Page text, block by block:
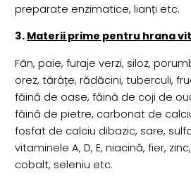
preparate enzimatice, lianți etc.
3. Materii prime pentru hrana
Fân, paie, furaje verzi, siloz,
orez, tărâțe, rădăcini, tuberculi,
făină de oase, făină de coji de
făină de pietre, carbonat de
fosfat de calciu dibazic, sare,
vitaminele A, D, E, niacină, fier,
cobalt, seleniu etc.